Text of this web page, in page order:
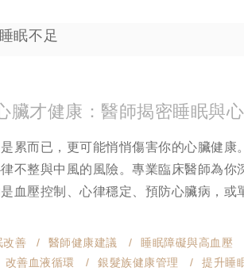
眠不足
臟才健康：醫師揭密睡眠與
累而已，更可能悄悄傷害你的心臟健
不整與中風的風險。專業臨床醫師為
血壓控制、心律穩定、預防心臟病，
改善 醫師健康建議 睡眠障礙與高血壓
改善血液循環 銀髮族健康管理 提升睡